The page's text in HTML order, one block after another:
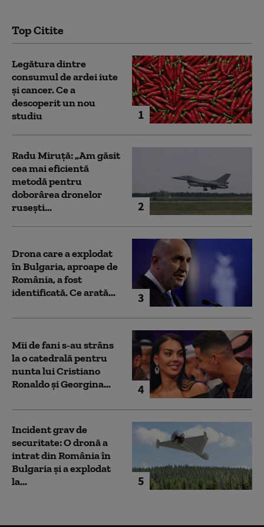
Top Citite
1
Legătura dintre
consumul de ardei iute
și cancer. Ce a
descoperit un nou
studiu
2
Radu Miruță: „Am găsit
cea mai eficientă
metodă pentru
doborârea dronelor
rusești...
3
Drona care a explodat
în Bulgaria, aproape de
România, a fost
identificată. Ce arată...
4
Mii de fani s-au strâns
la o catedrală pentru
nunta lui Cristiano
Ronaldo şi Georgina...
5
Incident grav de
securitate: O dronă a
intrat din România în
Bulgaria şi a explodat
la...